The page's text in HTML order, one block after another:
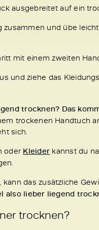
ausgebreitet auf ein
zusammen und übe
mit einem zweiten
und ziehe das
trocknen? Das
trockenen Handtuch
sich.
oder Kleider kannst du
kann das zusätzliche
also lieber liegend
trocknen?